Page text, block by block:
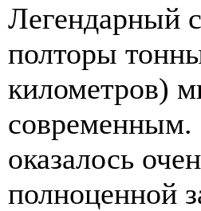
Легендарный
полторы
километров)
современным.
оказалось
полноценной